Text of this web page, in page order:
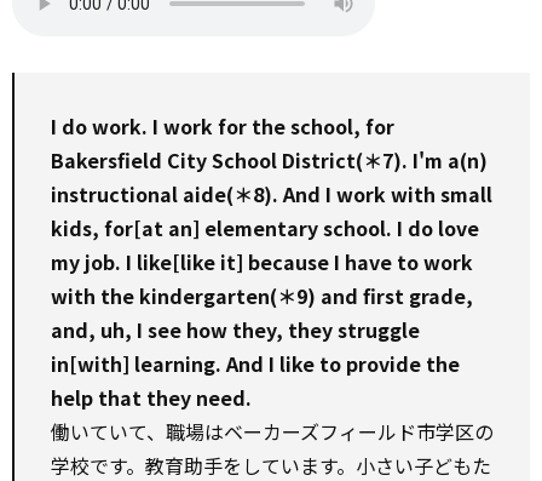
I do work. I work for the school, for
Bakersfield City School District(＊7). I'm a(n)
instructional aide(＊8). And I work with small
kids, for[at an] elementary school. I do love
my job. I like[like it] because I have to work
with the kindergarten(＊9) and first grade,
and, uh, I see how they, they struggle
in[with] learning. And I like to provide the
help that they need.
働いていて、職場はベーカーズフィールド市学区の
学校です。教育助手をしています。小さい子どもた